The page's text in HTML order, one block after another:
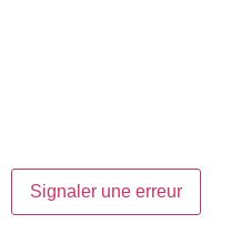
Signaler une erreur